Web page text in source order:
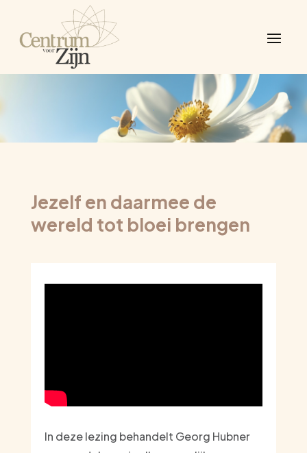
Jezelf en daarmee de
wereld tot bloei brengen
In deze lezing behandelt Georg Hubner